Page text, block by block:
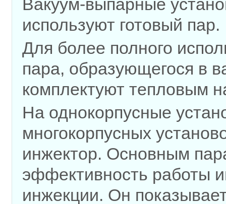
Вакуум-выпарные
используют готовый пар.
Для более полного
пара, образующегося в
комплектуют теп­ловым
На однокорпусные
многокорпусных
инжектор. Основным
эффективность работы
инжекции. Он